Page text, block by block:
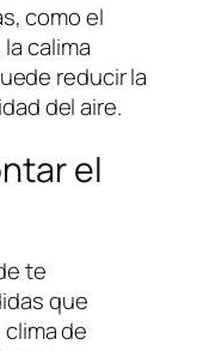
como el
calima
reducir la
del aire.
el
te
que
de